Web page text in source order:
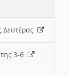
Δευτέρας
3-6